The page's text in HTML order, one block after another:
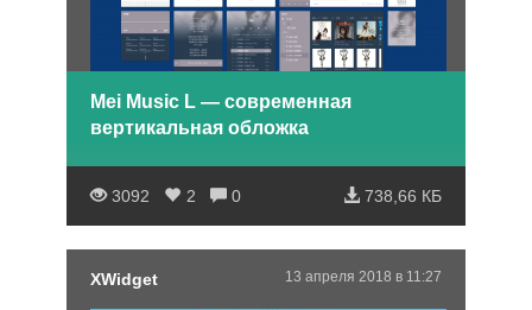
Mei Music L — современная
вертикальная обложка
3092 2 0 738,66 КБ
XWidget 13 апреля 2018 в 11:27